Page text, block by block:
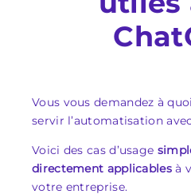
Vous vous demandez à
servir l’automatisation
Voici des cas d’usage
directement applicablesà
votre entreprise.